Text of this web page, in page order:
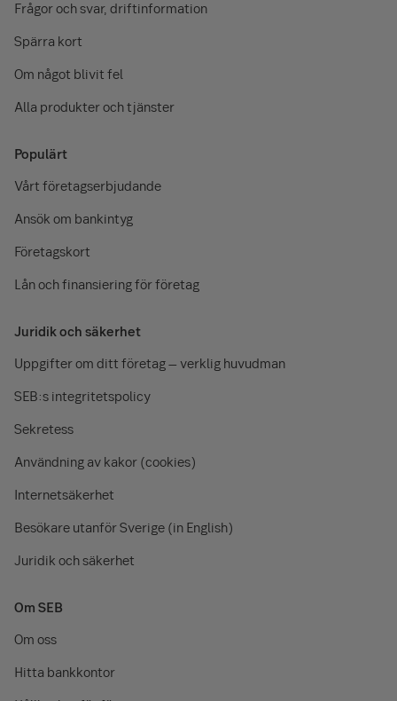
Frågor och svar, driftinformation
Spärra kort
Om något blivit fel
Alla produkter och tjänster
Populärt
Vårt företagserbjudande
Ansök om bankintyg
Företagskort
Lån och finansiering för företag
Juridik och säkerhet
Uppgifter om ditt företag – verklig huvudman
SEB:s integritetspolicy
Sekretess
Användning av kakor (cookies)
Internetsäkerhet
Besökare utanför Sverige (in English)
Juridik och säkerhet
Om SEB
Om oss
Hitta bankkontor